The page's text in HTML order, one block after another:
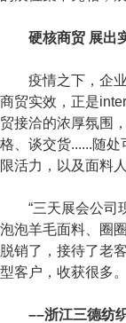
硬核商贸 展出
疫情之下，企业
商贸实效，正是
贸接洽的浓厚氛围
格、谈交货......随
限活力，以及面料
“三天展会公司现
泡泡羊毛面料、圈
脱销了，接待了老
型客户，收获很多
––浙江三德纺